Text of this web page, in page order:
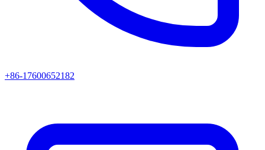
+86-17600652182